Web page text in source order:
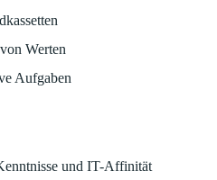
Werten
Aufgaben
und IT-Affinität